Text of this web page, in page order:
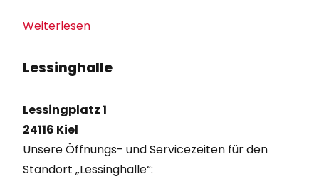
Weiterlesen
Lessinghalle
Lessingplatz 1
24116 Kiel
Unsere Öffnungs- und Servicezeiten für den
Standort „Lessinghalle“: